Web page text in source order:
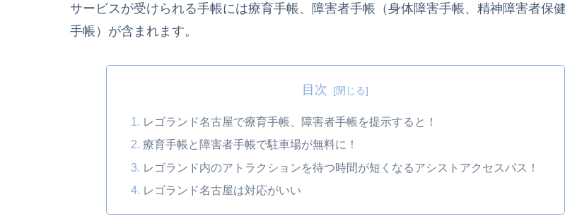
サービスが受けられる手帳には療育手帳、障害者手帳（身体障害手帳、精神障害者保
手帳）が含まれます。
目次
レゴランド名古屋で療育手帳、障害者手帳を提示すると！
療育手帳と障害者手帳で駐車場が無料に！
レゴランド内のアトラクションを待つ時間が短くなるアシストアクセスパス！
レゴランド名古屋は対応がいい